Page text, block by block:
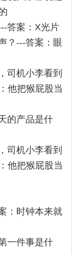
答案：X光片
？---答案：眼
司机小李看到
他把猴屁股当
的产品是什
司机小李看到
他把猴屁股当
：时钟本来就
一件事是什